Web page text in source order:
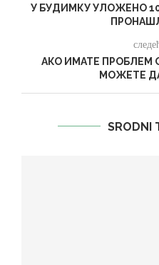
У БУДИМКУ УЛОЖЕНО
АКО ИМАТЕ ПРОБЛЕМ
МОЖЕТЕ
SRODNI